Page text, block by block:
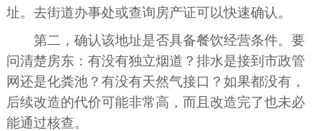
址。去街道办事处或查询房产证可以快速确认。
第二，确认该地址是否具备餐饮经营条件。要
问清楚房东：有没有独立烟道？排水是接到市政管
网还是化粪池？有没有天然气接口？如果都没有，
后续改造的代价可能非常‌‌高，而且改造完了也未必
能通过核查。